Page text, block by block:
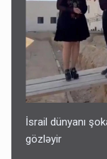
İsrail dünyanı
gözləyir